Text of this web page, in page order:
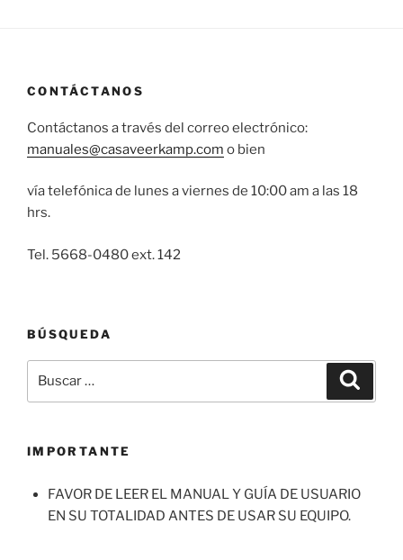
CONTÁCTANOS
Contáctanos a través del correo electrónico:
manuales@casaveerkamp.com o bien
vía telefónica de lunes a viernes de 10:00 am a las 18
hrs.
Tel. 5668-0480 ext. 142
BÚSQUEDA
por:
IMPORTANTE
FAVOR DE LEER EL MANUAL Y GUÍA DE USUARIO
EN SU TOTALIDAD ANTES DE USAR SU EQUIPO.